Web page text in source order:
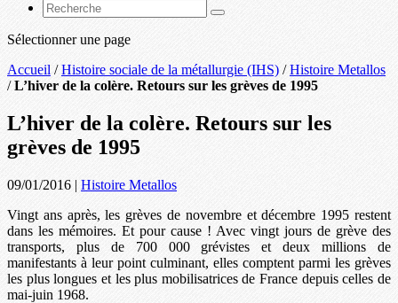
Sélectionner une page
Accueil /Histoire sociale de la métallurgie (IHS) /Histoire Metallos
/L’hiver de la colère. Retours sur les grèves de 1995
L’hiver de la colère. Retours sur les
grèves de 1995
09/01/2016 | Histoire Metallos
Vingt ans après, les grèves de novembre et décembre 1995 restent
dans les mémoires. Et pour cause ! Avec vingt jours de grève des
transports, plus de 700 000 grévistes et deux millions de
manifestants à leur point culminant, elles comptent parmi les grèves
les plus longues et les plus mobilisatrices de France depuis celles de
mai-juin 1968.